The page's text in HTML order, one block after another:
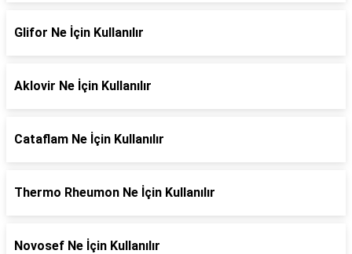
Glifor Ne İçin Kullanılır
Aklovir Ne İçin Kullanılır
Cataflam Ne İçin Kullanılır
Thermo Rheumon Ne İçin Kullanılır
Novosef Ne İçin Kullanılır